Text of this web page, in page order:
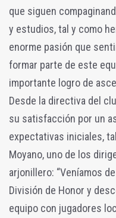
que siguen
y estudios, tal y como
enorme pasión que
formar parte de este
importante logro de
Desde la directiva del
su satisfacción por un
expectativas iniciales,
Moyano, uno de los
arjonillero: “Veníamos
División de Honor y
equipo con jugadores